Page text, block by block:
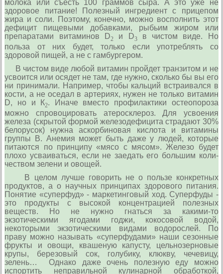
молока или съесть 100 граммов сыра. А это уже не
здоровое питание! Полезный ингредиент с прице­пом
жира и соли. Поэтому, конечно, можно воспол­нить этот
дефицит пищевыми добавками, рыбьим жиром или
препаратами витаминов D2 и D3
в чистом виде. Но
польза от них будет, только если употре­блять со
здоровой пищей, а не с гамбургером.
В чистом виде любой витамин пройдет транзитом и не
усвоится или осядет не там, где нужно, сколько бы вы его
ни принимали. Например, чтобы кальций встраивался в
кости, а не оседал в артериях, нужен не только витамин
D, но и К2. Иначе вместо профи­лактики остеопороза
можно спровоцировать ате­росклероз. Для усвоения
железа (скрытой формой железодефицита страдают 30%
белорусок) нужна аскорбиновая кислота и витамины
группы В. Ане­мия может быть даже у людей, которые
питают­ся по принципу «мясо с мясом». Железо будет
пло­хо усваиваться, если не заедать его большим коли­
чеством зелени и овощей.
В целом лучше говорить не о пользе конкретных
продуктов, а о научных принципах здорового пи­тания.
Понятие «суперфуд» - маркетинговый ход. Суперфуды -
это продукты с высокой концентрацией полезных
веществ. Но не нужно гнаться за какими-то
экзотическими яго­дами годжи, кокосовой водой,
некоторыми экзотическими видами водорослей. По
праву можно называть «суперфудами» наши сезонные
фрукты и овощи, квашеную капу­сту, цельнозерновые
крупы, березовый сок, голу­бику, клюкву, чечевицу,
зелень… Однако даже очень полезную еду можно
испортить неправильной кулинарной обработкой,